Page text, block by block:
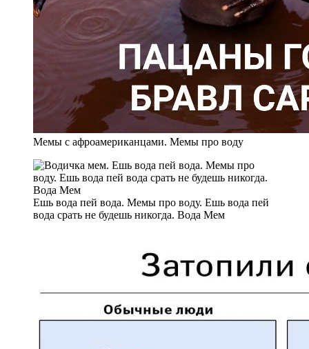
Мемы с афроамериканцами. Мемы про воду
Ешь вода пей вода. Мемы про воду. Ешь вода пей
вода срать не будешь никогда. Вода Мем